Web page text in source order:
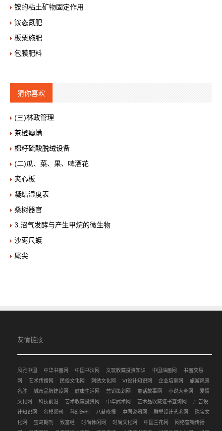
铵的粘土矿物固定作用
铵态氮肥
板栗施肥
包膜肥料
猜你喜欢
(三)林政管理
茶橙瘿螨
棉籽硫酸脱绒设备
(二)瓜、菜、果、啤酒花
夹心板
凝结湿度表
桑树器官
3.沼气发酵与产生甲烷的微生物
沙枣尺蠖
尾尖
友情链接
风雅中国 中华书画网 中国书法网 文玩收藏投资知识 中国油画网
书画交易
网
艺术传播网 民俗文化网 刺绣文化网 VI设计知识网 企业培训网
旅游风景
名胜
城市品牌建设网 健康生活网 营销策划网 童话故事网 小说大全网
爱情
文化网
科技前沿 艺术收藏投资网 中华武术网 艺术品收藏证书查询网
广告设
计知识网
名模期刊 科幻选刊 八卦晚报 中国瓷器网 雕塑设计艺术网
珠宝文
化网
宝岛期刊 致富经 时尚休闲网 时尚文化网 中国兰花网
网络营销传播